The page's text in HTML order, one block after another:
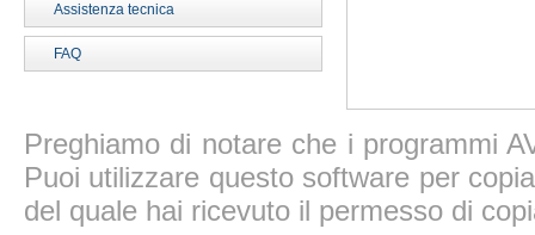
Assistenza tecnica
FAQ
Preghiamo di notare che i programmi
Puoi utilizzare questo software per
del quale hai ricevuto il permesso di